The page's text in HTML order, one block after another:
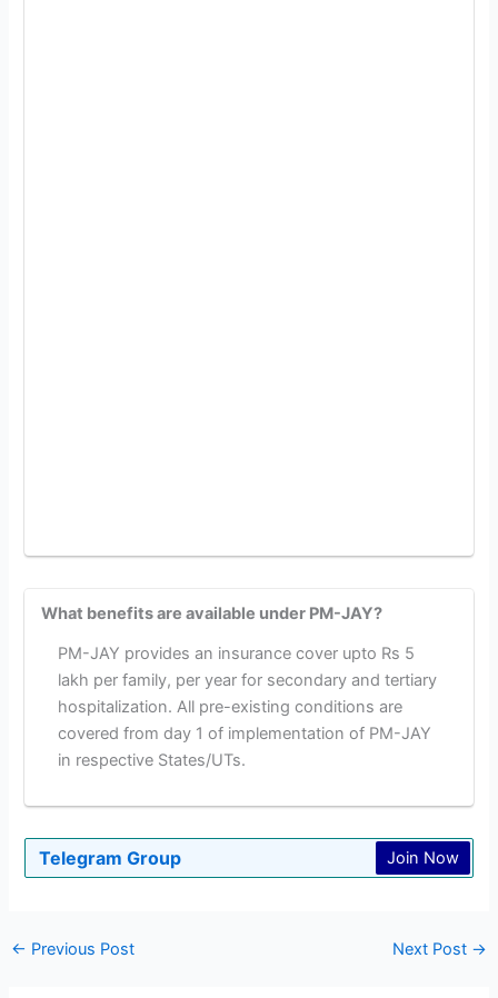
What benefits are available under PM-JAY?
PM-JAY provides an insurance cover upto Rs 5
lakh per family, per year for secondary and tertiary
hospitalization. All pre-existing conditions are
covered from day 1 of implementation of PM-JAY
in respective States/UTs.
Telegram Group Join Now
← Previous Post Next Post →